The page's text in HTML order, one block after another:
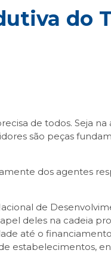
do
de todos. Seja
são peças
dos agentes
de
deles na cadeia
até o
estabelecimentos,